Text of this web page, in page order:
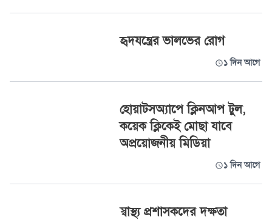
হৃদযন্ত্রের ভালভের রোগ
১ দিন আগে
হোয়াটসঅ্যাপে ক্লিনআপ টুল,
কয়েক ক্লিকেই মোছা যাবে
অপ্রয়োজনীয় মিডিয়া
১ দিন আগে
স্বাস্থ্য প্রশাসকদের দক্ষতা